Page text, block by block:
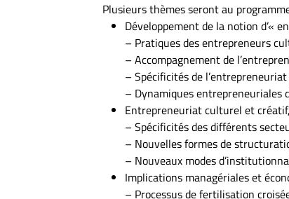
Plusieurs thèmes seront au
Développement de la notion d’«
– Pratiques des entrepreneurs
– Accompagnement de
– Spécificités de
– Dynamiques
Entrepreneuriat culturel et
– Spécificités des différents
– Nouvelles formes de
– Nouveaux modes
Implications managériales et
– Processus de fertilisation